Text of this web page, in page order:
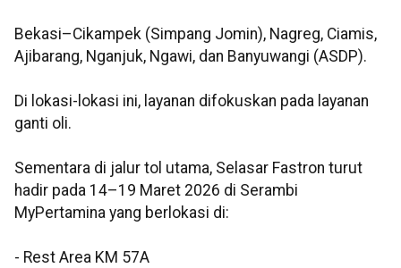
Bekasi–Cikampek (Simpang Jomin), Nagreg, Ciamis,
Ajibarang, Nganjuk, Ngawi, dan Banyuwangi (ASDP).
Di lokasi-lokasi ini, layanan difokuskan pada layanan
ganti oli.
Sementara di jalur tol utama, Selasar Fastron turut
hadir pada 14–19 Maret 2026 di Serambi
MyPertamina yang berlokasi di:
- Rest Area KM 57A